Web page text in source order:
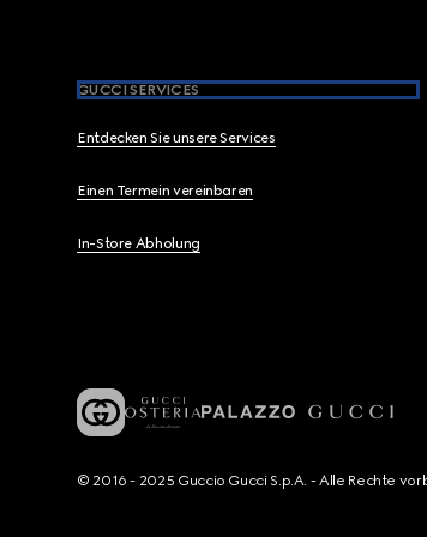
GUCCI SERVICES
Entdecken Sie unsere Services
Einen Termein vereinbaren
In-Store Abholung
© 2016 - 2025 Guccio Gucci S.p.A. - Alle Rechte